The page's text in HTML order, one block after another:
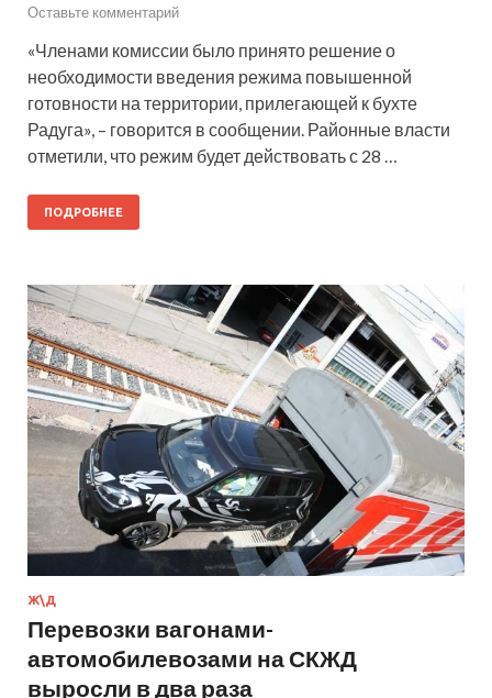
Оставьте комментарий
«Членами комиссии было принято решение о
необходимости введения режима повышенной
готовности на территории, прилегающей к бухте
Радуга», – говорится в сообщении. Районные власти
отметили, что режим будет действовать с 28 …
ПОДРОБНЕЕ
Ж\Д
Перевозки вагонами-
автомобилевозами на СКЖД
выросли в два раза